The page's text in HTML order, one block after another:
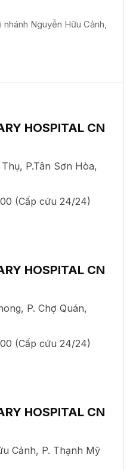
nhánh Nguyễn Hữu Cảnh,
HOSPITAL CN
P.Tân Sơn Hòa,
(Cấp cứu 24/24)
HOSPITAL CN
P. Chợ Quán,
(Cấp cứu 24/24)
HOSPITAL CN
Cảnh, P. Thạnh Mỹ